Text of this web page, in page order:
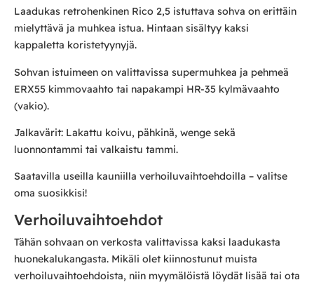
Laadukas retrohenkinen Rico 2,5 istuttava sohva on erittäin
mielyttävä ja muhkea istua. Hintaan sisältyy kaksi
kappaletta koristetyynyjä.
Sohvan istuimeen on valittavissa supermuhkea ja pehmeä
ERX55 kimmovaahto tai napakampi HR-35 kylmävaahto
(vakio).
Jalkavärit: Lakattu koivu, pähkinä, wenge sekä
luonnontammi tai valkaistu tammi.
Saatavilla useilla kauniilla verhoiluvaihtoehdoilla – valitse
oma suosikkisi!
Verhoiluvaihtoehdot
Tähän sohvaan on verkosta valittavissa kaksi laadukasta
huonekalukangasta. Mikäli olet kiinnostunut muista
verhoiluvaihtoehdoista, niin myymälöistä löydät lisää tai ota